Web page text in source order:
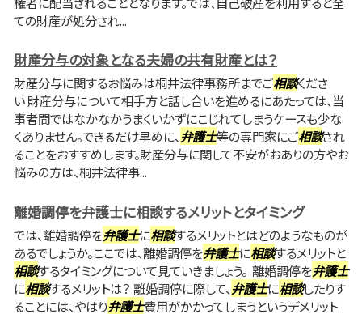
ての財産が処分され...
財産分与の対象となる夫婦の共有財産とは？
財産分与に関するお悩みは桐井法律事務所までご相談くださ
い 財産分与について相手方と話し合いを進めるにあたっては、当
事者間ではなかなかうまくいかずにこじれてしまうケースも少な
くありません。できるだけ早めに、 弁護士等の専門家にご相談され
ることをおすすめします。財産分与に関して不安がおありの方やお
悩みの方は、桐井法律事...
離婚調停を弁護士に相談するメリットとタイミング
では、離婚調停を弁護士に相談するメリットとはどのようなものが
あるでしょうか。ここでは、離婚調停を弁護士に相談するメリットと
相談するタイミングについて見ていきましょう。 離婚調停を弁護士
に相談するメリットは？ 離婚調停に際して、 弁護士に相談したりす
ることには、やはり弁護士費用がかかってしまうというデメリット